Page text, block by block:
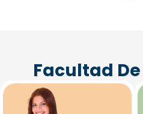
Facultad